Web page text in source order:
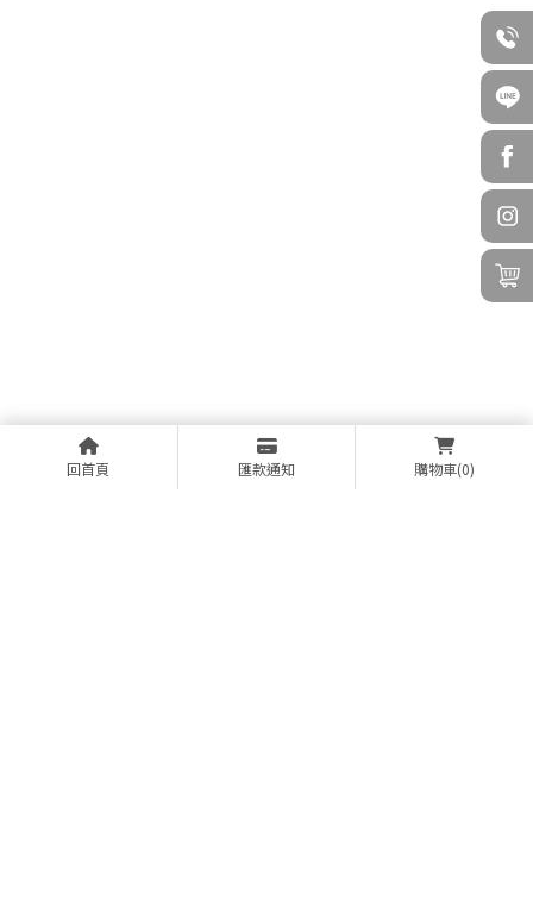
回首頁 匯款通知 購物車(0)